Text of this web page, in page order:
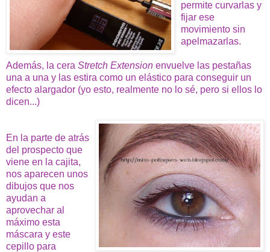
permite curvarlas y
fijar ese
movimiento sin
apelmazarlas.
Además, la cera Stretch Extension envuelve las pestañas
una a una y las estira como un elástico para conseguir un
efecto alargador (yo esto, realmente no lo sé, pero si ellos lo
dicen...)
En la parte de atrás
del prospecto que
viene en la cajita,
nos aparecen unos
dibujos que nos
ayudan a
aprovechar al
máximo esta
máscara y este
cepillo para